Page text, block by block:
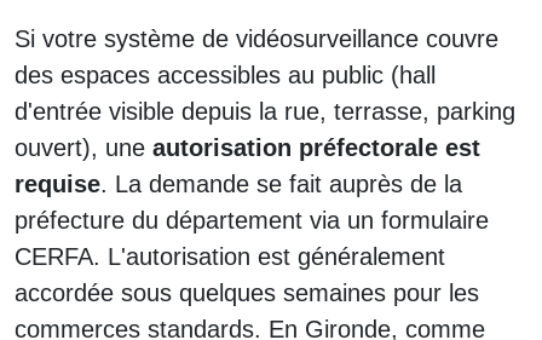
Si votre système de vidéosurveillance couvre
des espaces accessibles au public (hall
d'entrée visible depuis la rue, terrasse, parking
ouvert), une autorisation préfectorale est
requise. La demande se fait auprès de la
préfecture du département via un formulaire
CERFA. L'autorisation est généralement
accordée sous quelques semaines pour les
commerces standards. En Gironde, comme